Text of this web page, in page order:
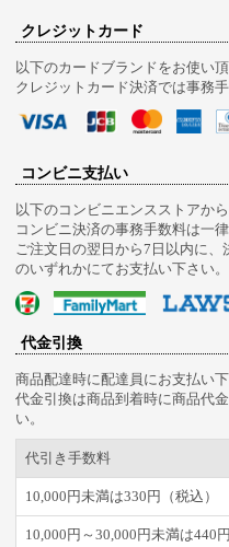
クレジットカード
以下のカードブランドをお使い頂
クレジットカード決済では事務
コンビニ支払い
以下のコンビニエンスストアか
コンビニ決済の事務手数料は一
ご注文日の翌日から7日以内に
のいずれかにてお支払い下さい。
代金引換
商品配達時に配達員にお支払い下
代金引換は商品到着時に商品代
い。
代引き手数料
10,000円未満は330円（税込）
10,000円～30,000円未満は440